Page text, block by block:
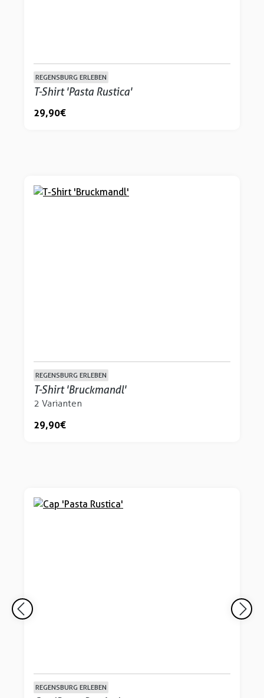
REGENSBURG ERLEBEN
T-Shirt 'Pasta Rustica'
29,90 €
REGENSBURG ERLEBEN
T-Shirt 'Bruckmandl'
2 Varianten
29,90 €
REGENSBURG ERLEBEN